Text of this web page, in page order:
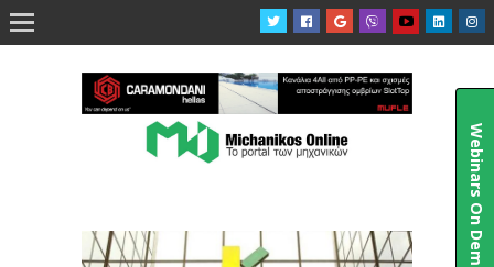

Webinars On Demand